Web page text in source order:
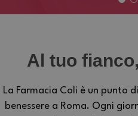
Al tuo
La Farmacia Coli è un punto
benessere a Roma. Ogni